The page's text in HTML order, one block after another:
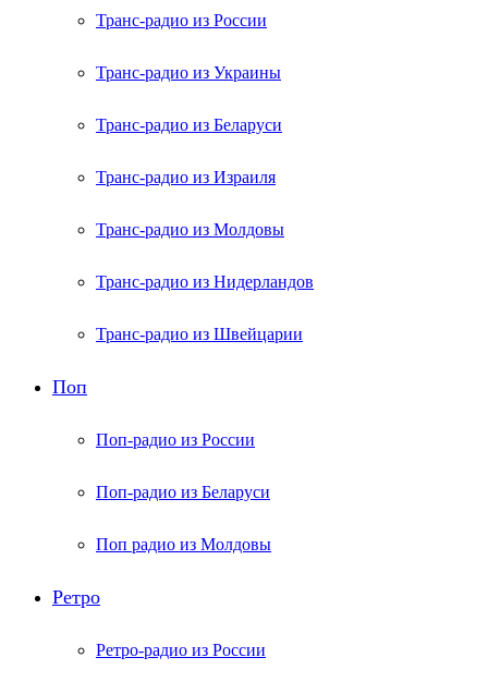
Транс-радио из России
Транс-радио из Украины
Транс-радио из Беларуси
Транс-радио из Израиля
Транс-радио из Молдовы
Транс-радио из Нидерландов
Транс-радио из Швейцарии
Поп
Поп-радио из России
Поп-радио из Беларуси
Поп радио из Молдовы
Ретро
Ретро-радио из России